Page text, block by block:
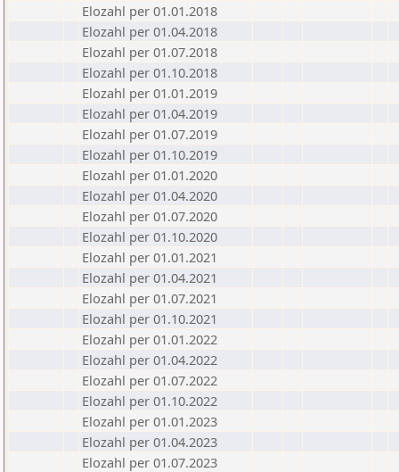
Elozahl per 01.01.2018
Elozahl per 01.04.2018
Elozahl per 01.07.2018
Elozahl per 01.10.2018
Elozahl per 01.01.2019
Elozahl per 01.04.2019
Elozahl per 01.07.2019
Elozahl per 01.10.2019
Elozahl per 01.01.2020
Elozahl per 01.04.2020
Elozahl per 01.07.2020
Elozahl per 01.10.2020
Elozahl per 01.01.2021
Elozahl per 01.04.2021
Elozahl per 01.07.2021
Elozahl per 01.10.2021
Elozahl per 01.01.2022
Elozahl per 01.04.2022
Elozahl per 01.07.2022
Elozahl per 01.10.2022
Elozahl per 01.01.2023
Elozahl per 01.04.2023
Elozahl per 01.07.2023